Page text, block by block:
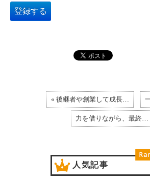
« 後継者や創業して成長…
力を借りながら、最終…
人気記事